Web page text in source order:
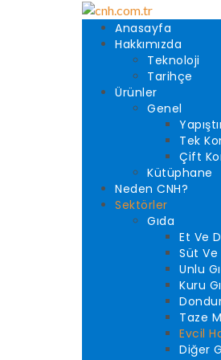
Anasayfa
Hakkımızda
Teknoloji
Tarihçe
Ürünler
Genel
Tek
Çift
Kütüphane
Neden CNH?
Sektörler
Gıda
Et Ve
Süt Ve
Unlu
Kuru
Taze
Evcil
Diğer